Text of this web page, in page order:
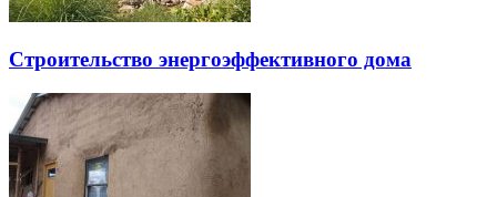
Строительство энергоэффективного дома